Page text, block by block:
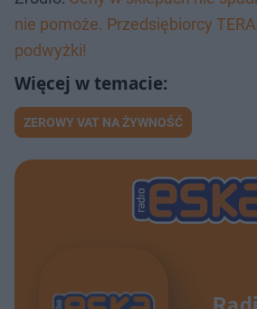
nie pomoże. Przedsiębiorcy
podwyżki!
ZEROWY VAT NA ŻYWNOŚĆ